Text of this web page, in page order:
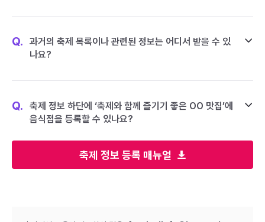
축제 정보 등록 매뉴얼
Q.
과거의 축제 목록이나 관련된 정보는 어디서 받을 수 있
나요?
Q.
축제 정보 하단에 ‘축제와 함께 즐기기 좋은 OO 맛집’에
음식점을 등록할 수 있나요?